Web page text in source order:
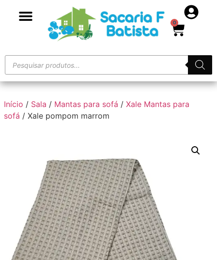
0
Início / Sala / Mantas para sofá / Xale Mantas para
sofá / Xale pompom marrom